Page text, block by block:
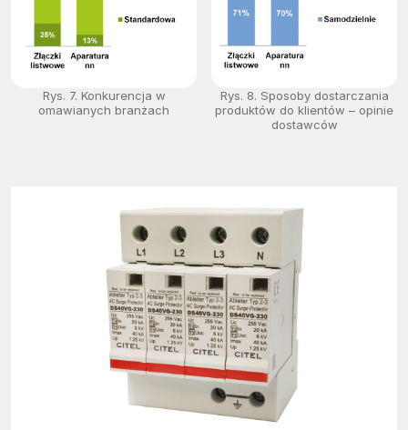
Rys. 7. Konkurencja w
omawianych branżach
Rys. 8. Sposoby dostarczania
produktów do klientów – opinie
dostawców